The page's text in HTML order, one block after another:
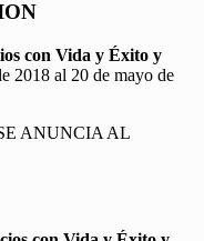
con Vida y Éxito y
2018 al 20 de mayo de
ANUNCIA AL